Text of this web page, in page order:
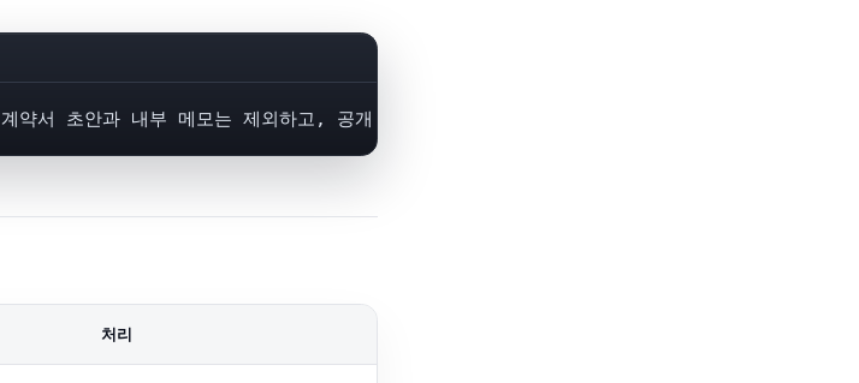
서 초안과 내부 메모는 제외하고, 공개 가능한 보고서와 공식 도움말만 남긴다.
처리